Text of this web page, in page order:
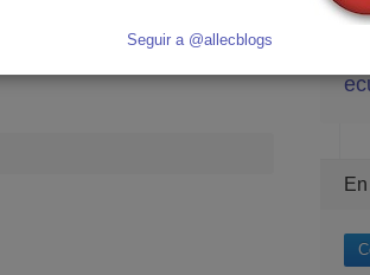
escriba en el correo:
Seguir a @allecblogs